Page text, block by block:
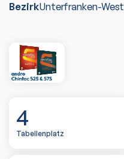
BezirkUnterfranken-West
4
Tabellenplatz